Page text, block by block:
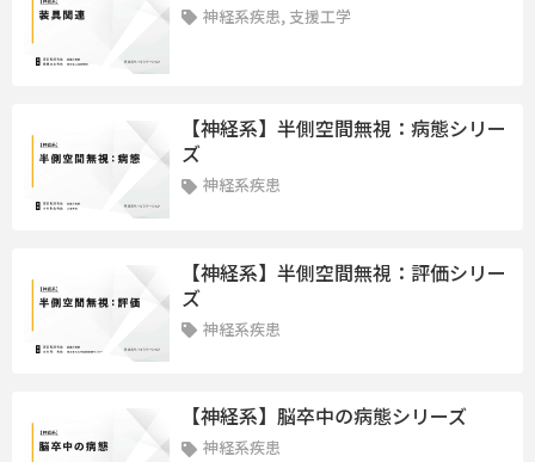
神経系疾患, 支援工学
【神経系】半側空間無視：病態シリー
ズ
神経系疾患
【神経系】半側空間無視：評価シリー
ズ
神経系疾患
【神経系】脳卒中の病態シリーズ
神経系疾患